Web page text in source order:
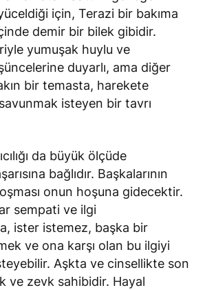
için, Terazi bir bakıma
demir bir bilek gibidir.
yumuşak huylu ve
duyarlı, ama diğer
bir temasta, harekete
isteyen bir tavrı
da büyük ölçüde
bağlıdır. Başkalarının
onun hoşuna gidecektir.
sempati ve ilgi
ister istemez, başka bir
ve ona karşı olan bu ilgiyi
Aşkta ve cinsellikte son
ve zevk sahibidir. Hayal